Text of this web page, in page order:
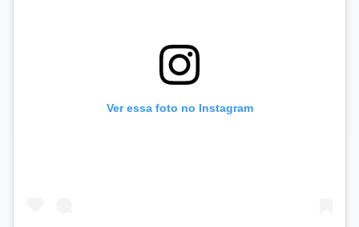
Ver essa foto no Instagram